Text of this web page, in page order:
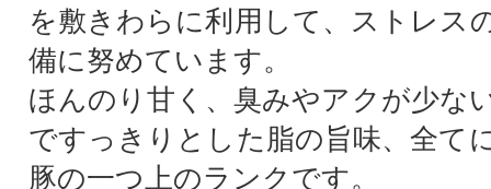
を敷きわらに利用して、ストレス
備に努めています。
ほんのり甘く、臭みやアクが少な
ですっきりとした脂の旨味、全て
豚の一つ上のランクです。